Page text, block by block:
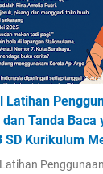
Latihan
Tanda Baca
SD Kurikulum